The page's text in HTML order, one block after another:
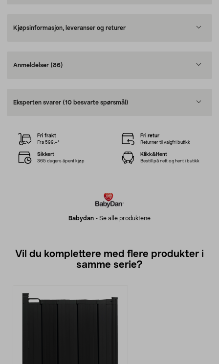
Kjøpsinformasjon, leveranser og returer
Anmeldelser (86)
Eksperten svarer (10 besvarte spørsmål)
Babydan - Se alle produktene
Fri frakt
Fra 599,–*
Fri retur
Returner til valgfri butikk
Sikkert
365 dagers åpent kjøp
Klikk&Hent
Bestill på nett og hent i butikk
Vil du komplettere med flere produkter i
samme serie?